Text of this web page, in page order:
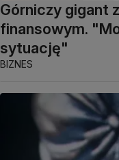
Górniczy gigant
finansowym.
sytuację"
BIZNES